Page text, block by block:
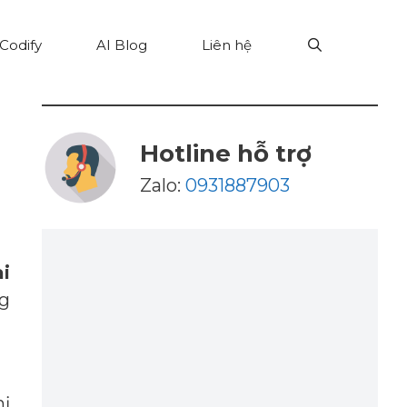
Codify AI Blog Liên hệ
Hotline hỗ trợ
Zalo: 0931887903